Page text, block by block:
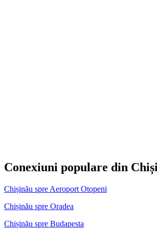
Conexiuni populare din
Chișinău spre Aeroport Otopeni
Chișinău spre Oradea
Chișinău spre Budapesta